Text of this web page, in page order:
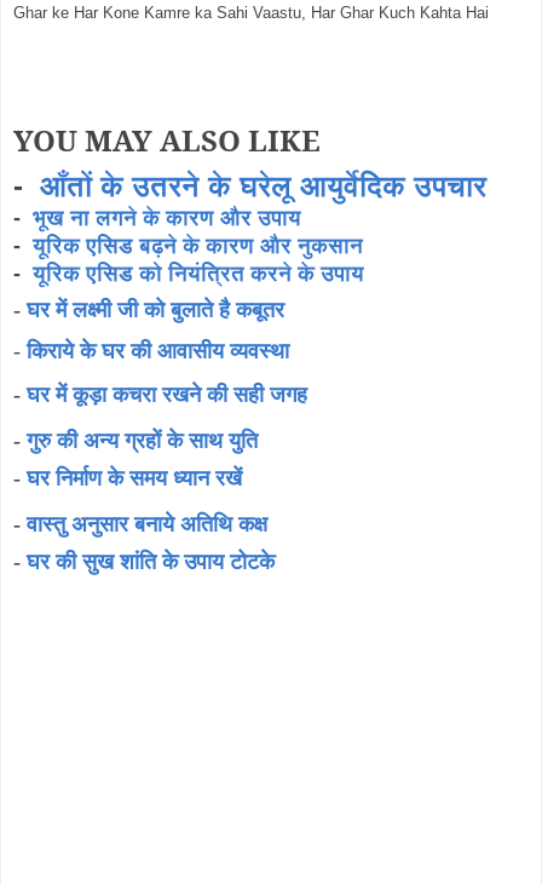
Ghar ke Har Kone Kamre ka Sahi Vaastu, Har Ghar Kuch Kahta Hai
YOU MAY ALSO LIKE
- आँतों के उतरने के घरेलू आयुर्वेदिक उपचार
- भूख ना लगने के कारण और उपाय
-यूरिक एसिड बढ़ने के कारण और नुकसान
-यूरिक एसिड को नियंत्रित करने के उपाय
-घर में लक्ष्मी जी को बुलाते है कबूतर
- किराये के घर की आवासीय व्यवस्था
-घर में कूड़ा कचरा रखने की सही जगह
-गुरु की अन्य ग्रहों के साथ युति
-घर निर्माण के समय ध्यान रखें
-वास्तु अनुसार बनाये अतिथि कक्ष
-घर की सुख शांति के उपाय टोटके